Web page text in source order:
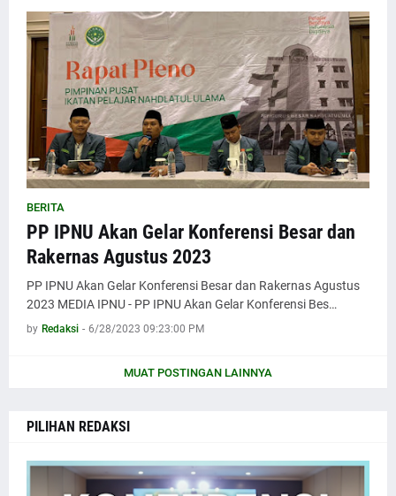
BERITA
PP IPNU Akan Gelar Konferensi Besar dan
Rakernas Agustus 2023
PP IPNU Akan Gelar Konferensi Besar dan Rakernas Agustus
2023 MEDIA IPNU - PP IPNU Akan Gelar Konferensi Bes…
by Redaksi - 6/28/2023 09:23:00 PM
MUAT POSTINGAN LAINNYA
PILIHAN REDAKSI